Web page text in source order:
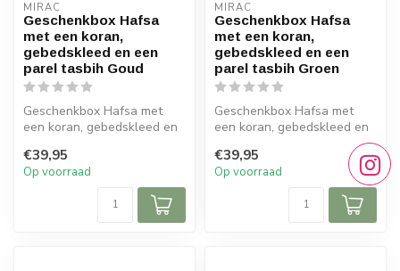
MIRAC
Geschenkbox Hafsa
met een koran,
gebedskleed en een
parel tasbih Goud
Geschenkbox Hafsa met
een koran, gebedskleed en
Afme...
€39,95
Op voorraad
MIRAC
Geschenkbox Hafsa
met een koran,
gebedskleed en een
parel tasbih Groen
Geschenkbox Hafsa met
een koran, gebedskleed en
Afm...
€39,95
Op voorraad